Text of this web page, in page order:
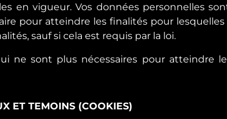
en vigueur. Vos données personnelles
pour atteindre les finalités pour
sauf si cela est requis par la loi.
ne sont plus nécessaires pour atteindre
ET TEMOINS (COOKIES)